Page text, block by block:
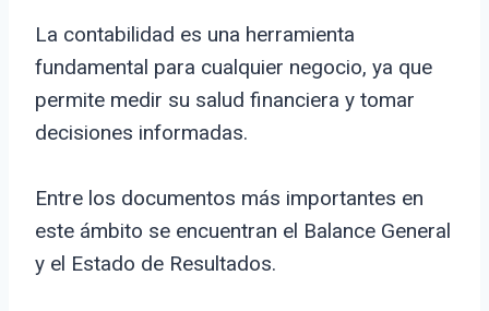
La contabilidad es una herramienta
fundamental para cualquier negocio, ya que
permite medir su salud financiera y tomar
decisiones informadas.
Entre los documentos más importantes en
este ámbito se encuentran el Balance General
y el Estado de Resultados.